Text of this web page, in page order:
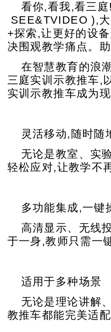
看你,看我,看三
SEE&TVIDEO ),
+探索,让更好的设
决围观教学痛点。
在智慧教育的浪
三庭实训示教推车,
实训示教推车成为
灵活移动,随时随
无论是教室、实
轻松应对,让教学不
多功能集成,一键
高清显示、无线
于一身,教师只需一
适用于多种场景
无论是理论讲解
教推车都能完美适